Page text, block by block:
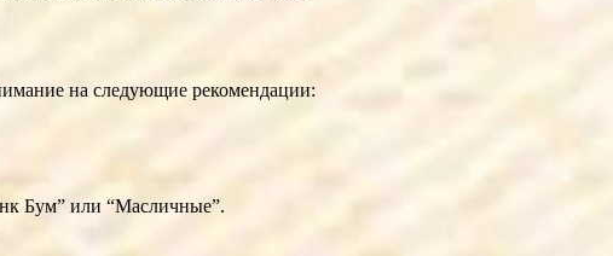
на следующие рекомендации:
Бум” или “Масличные”.